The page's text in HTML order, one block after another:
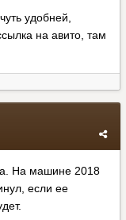
удобней,
на авито, там
На машине 2018
если ее